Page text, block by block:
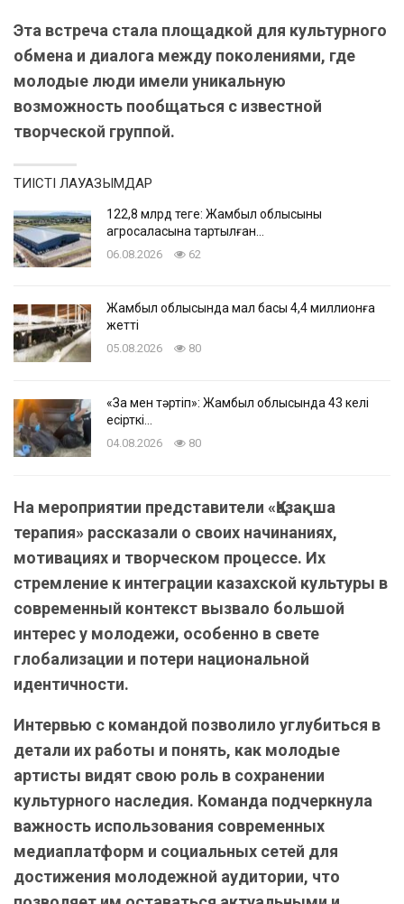
Эта встреча стала площадкой для культурного
обмена и диалога между поколениями, где
молодые люди имели уникальную
возможность пообщаться с известной
творческой группой.
ТИІСТІ ЛАУАЗЫМДАР
122,8 млрд теңге: Жамбыл облысының
агросаласына тартылған…
06.08.2026 62
Жамбыл облысында мал басы 4,4 миллионға
жетті
05.08.2026 80
«Заң мен тәртіп»: Жамбыл облысында 43 келі
есірткі…
04.08.2026 80
На мероприятии представители «Қазақша
терапия» рассказали о своих начинаниях,
мотивациях и творческом процессе. Их
стремление к интеграции казахской культуры в
современный контекст вызвало большой
интерес у молодежи, особенно в свете
глобализации и потери национальной
идентичности.
Интервью с командой позволило углубиться в
детали их работы и понять, как молодые
артисты видят свою роль в сохранении
культурного наследия. Команда подчеркнула
важность использования современных
медиаплатформ и социальных сетей для
достижения молодежной аудитории, что